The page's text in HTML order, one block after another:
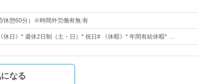
/休憩60分）※時間外労働有無:有
休日》* 週休2日制（土・日）* 祝日# 《休暇》* 年間有給休暇* …
なる